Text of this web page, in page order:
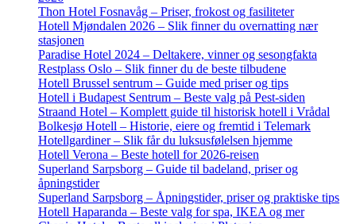
Thon Hotel Fosnavåg – Priser, frokost og fasiliteter
Hotell Mjøndalen 2026 – Slik finner du overnatting nær
stasjonen
Paradise Hotel 2024 – Deltakere, vinner og sesongfakta
Restplass Oslo – Slik finner du de beste tilbudene
Hotell Brussel sentrum – Guide med priser og tips
Hotell i Budapest Sentrum – Beste valg på Pest-siden
Straand Hotel – Komplett guide til historisk hotell i Vrådal
Bolkesjø Hotell – Historie, eiere og fremtid i Telemark
Hotellgardiner – Slik får du luksusfølelsen hjemme
Hotell Verona – Beste hotell for 2026-reisen
Superland Sarpsborg – Guide til badeland, priser og
åpningstider
Superland Sarpsborg – Åpningstider, priser og praktiske tips
Hotell Haparanda – Beste valg for spa, IKEA og mer